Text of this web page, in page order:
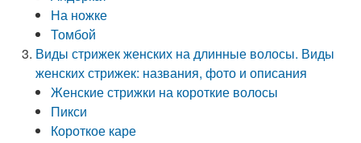
На ножке
Томбой
Виды стрижек женских на длинные волосы. Виды
женских стрижек: названия, фото и описания
Женские стрижки на короткие волосы
Пикси
Короткое каре